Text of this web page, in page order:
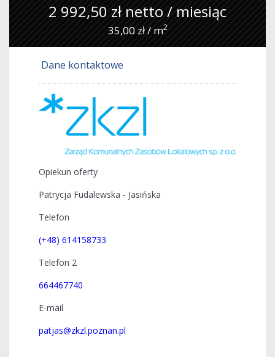
2 992,50 zł netto / miesiąc
35,00 zł / m2
dane kontaktowe
Opiekun oferty
Patrycja Fudalewska - Jasińska
Telefon
(+48) 614158733
Telefon 2
664467740
E-mail
patjas@zkzl.poznan.pl